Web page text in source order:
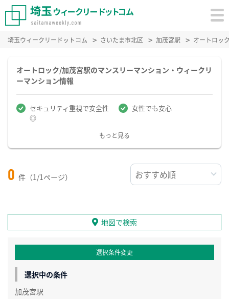
埼玉ウィークリードットコム さいたま市北区 加茂宮駅 オートロッ
オートロック/加茂宮駅のマンスリーマンション・ウィークリ
ーマンション情報
セキュリティ重視で安全性
◎
女性でも安心
もっと見る
0 件（1/1ページ）
地図で検索
選択条件変更
選択中の条件
加茂宮駅